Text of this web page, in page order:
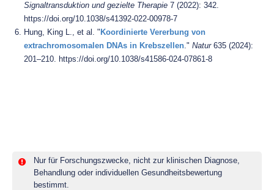
Signaltransduktion und gezielte Therapie 7 (2022): 342.
https://doi.org/10.1038/s41392-022-00978-7
Hung, King L., et al. " Koordinierte Vererbung von
extrachromosomalen DNAs in Krebszellen." Natur635 (2024):
201–210. https://doi.org/10.1038/s41586-024-07861-8
Nur für Forschungszwecke, nicht zur klinischen Diagnose,
Behandlung oder individuellen Gesundheitsbewertung
bestimmt.